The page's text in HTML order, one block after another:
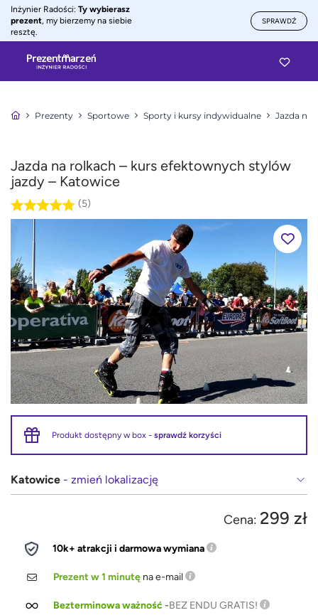
Inżynier Radości: Ty wybierasz
prezent, my bierzemy na siebie
resztę.
SPRAWDŹ
Prezenty Sportowe Sporty i kursy indywidualne Jazda na
Jazda na rolkach – kurs efektownych stylów
jazdy – Katowice
(5)
Produkt dostępny w box - sprawdź korzyści
Katowice - zmień lokalizację
Cena: 299 zł
10k+ atrakcji i darmowa wymiana
Prezent w 1 minutę na e-mail
Bezterminowa ważność-BEZ ENDU GRATIS!